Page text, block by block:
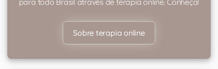
Sobre terapia online